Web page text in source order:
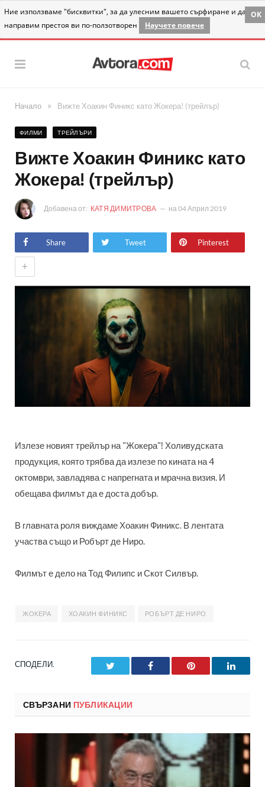
Ние използваме "бисквитки", за да улесним вашето сърфиране и да
направим престоя ви по-ползотворен
Научете повече
OK
Начало » Вижте Хоакин Финикс като Жокера! (трейлър)
ФИЛМИ ТРЕЙЛЪРИ
Вижте Хоакин Финикс като
Жокера! (трейлър)
Добавена от: КАТЯ ДИМИТРОВА на 04 Април 2019
Share Tweet Pinterest
+
Излезе новият трейлър на "Жокера"! Холивудската
продукция, която трябва да излезе по кината на 4
октомври, завладява с напрегната и мрачна визия. И
обещава филмът да е доста добър.
В главната роля виждаме Хоакин Финикс. В лентата
участва също и Робърт де Ниро.
Филмът е дело на Тод Филипс и Скот Силвър.
ЖОКЕРА ХОАКИН ФИНИКС РОБЪРТ ДЕ НИРО
СПОДЕЛИ. Facebook Pinterest
СВЪРЗАНИ ПУБЛИКАЦИИ